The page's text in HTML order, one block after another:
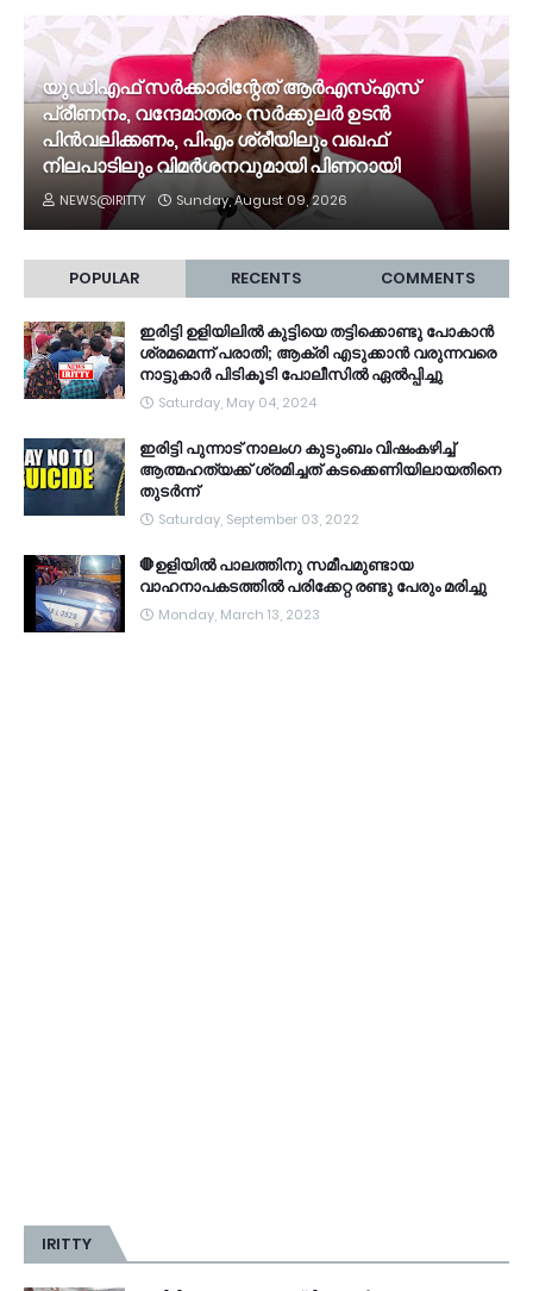
യുഡിഎഫ് സർക്കാരിന്റേത് ആർഎസ്എസ്
പ്രീണനം, വന്ദേമാതരം സർക്കുലർ ഉടൻ
പിൻവലിക്കണം, പിഎം ശ്രീയിലും വഖഫ്
നിലപാടിലും വിമർശനവുമായി പിണറായി
NEWS@IRITTY Sunday, August 09, 2026
POPULAR RECENTS COMMENTS
ഇരിട്ടി ഉളിയിലിൽ കുട്ടിയെ തട്ടിക്കൊണ്ടു പോകാൻ
ശ്രമമെന്ന് പരാതി; ആക്രി എടുക്കാൻ വരുന്നവരെ
നാട്ടുകാർ പിടികൂടി പോലീസിൽ ഏൽപ്പിച്ചു
Saturday, May 04, 2024
ഇരിട്ടി പുന്നാട് നാലംഗ കുടുംബം വിഷംകഴിച്ച്‌
ആത്മഹത്യക്ക് ശ്രമിച്ചത് കടക്കെണിയിലായതിനെ
തുടർന്ന്
Saturday, September 03, 2022
🛑ഉളിയിൽ പാലത്തിനു സമീപമുണ്ടായ
വാഹനാപകടത്തിൽ പരിക്കേറ്റ രണ്ടു പേരും മരിച്ചു
Monday, March 13, 2023
IRITTY